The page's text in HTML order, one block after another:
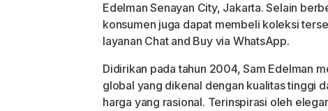
Edelman Senayan City, Jakarta. Selain
konsumen juga dapat membeli koleksi
layanan Chat and Buy via WhatsApp.
Didirikan pada tahun 2004, Sam Edelman
global yang dikenal dengan kualitas tinggi
harga yang rasional. Terinspirasi oleh